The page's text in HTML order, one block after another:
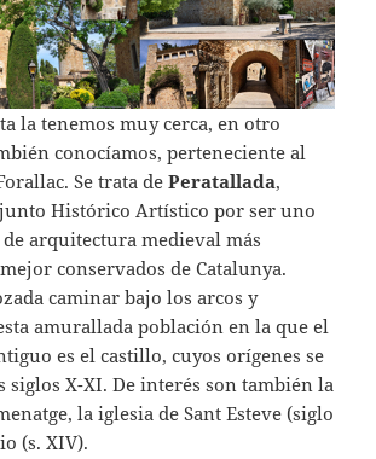
la tenemos muy cerca, en otro
conocíamos, perteneciente al
Se trata dePeratallada,
Histórico Artístico por ser uno
arquitectura medieval más
conservados de Catalunya.
caminar bajo los arcos y
amurallada población en la que el
es el castillo, cuyos orígenes se
siglos X-XI. De interés son también la
la iglesia de Sant Esteve (siglo
(s. XIV).